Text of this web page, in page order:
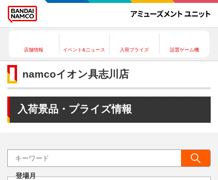
店舗情報 イベント&ニュース 入荷プライズ 設置ゲーム機
namcoイオン具志川店
入荷景品・プライズ情報
登場月